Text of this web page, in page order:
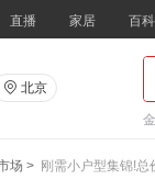
直播 家居 百科
 北京
场 > 刚需小户型集锦!